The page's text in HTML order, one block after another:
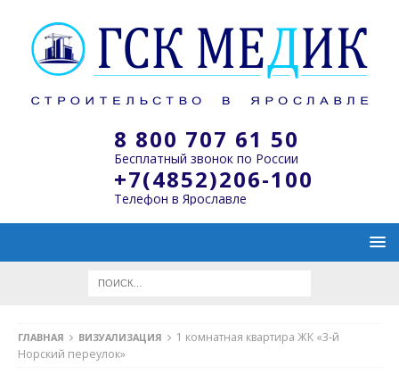
8 800 707 61 50
Бесплатный звонок по России
+7(4852)206-100
Телефон в Ярославле
ГЛАВНАЯ ВИЗУАЛИЗАЦИЯ
1 комнатная квартира ЖК «3-й
Норский переулок»